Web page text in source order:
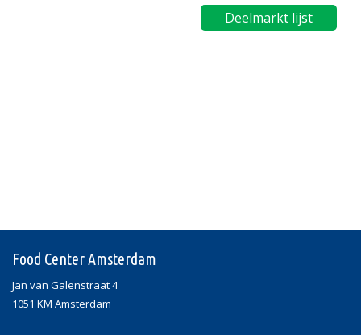
Deelmarkt lijst
Food Center Amsterdam
Jan van Galenstraat 4
1051 KM Amsterdam